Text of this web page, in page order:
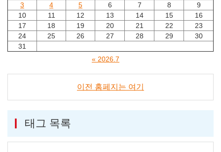
3
4 5 6 7 8
9
10
11 12 13 14 15
16
17
18 19 20 21 22
23
24
25 26 27 28 29
30
31
« 2026.7
이전 홈페지는 여기
태그 목록